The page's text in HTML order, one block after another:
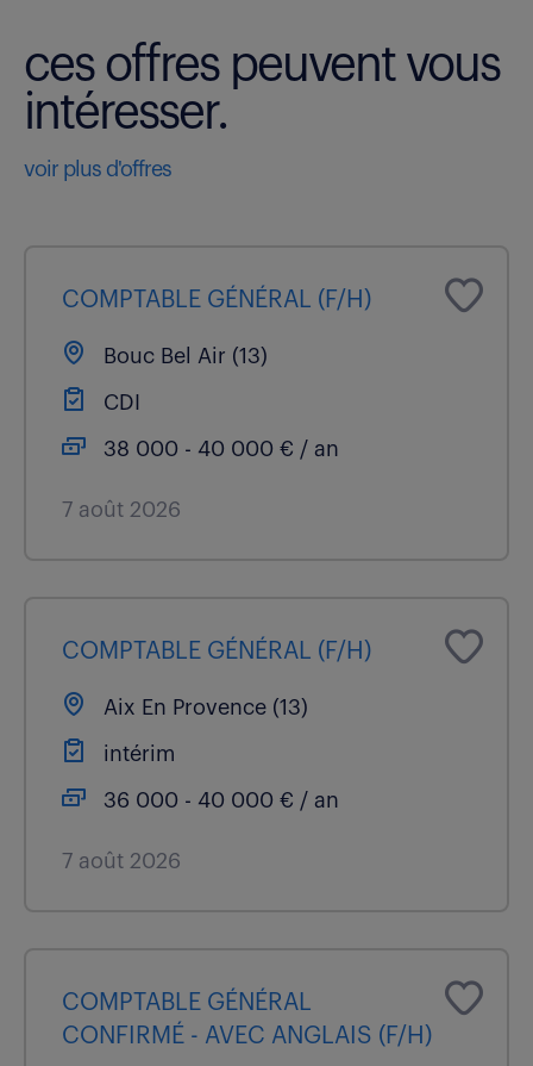
ces offres peuvent vous
intéresser.
voir plus d'offres
COMPTABLE GÉNÉRAL (F/H)
Bouc Bel Air (13)
CDI
38 000 - 40 000 € / an
7 août 2026
COMPTABLE GÉNÉRAL (F/H)
Aix En Provence (13)
intérim
36 000 - 40 000 € / an
7 août 2026
COMPTABLE GÉNÉRAL
CONFIRMÉ - AVEC ANGLAIS (F/H)